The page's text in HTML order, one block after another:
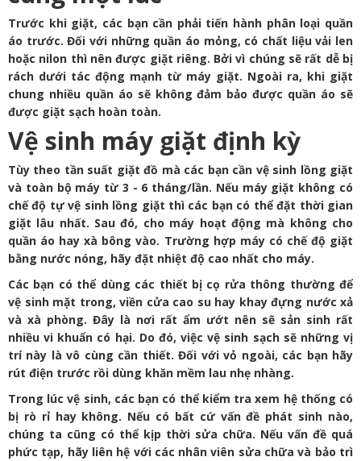
Trước khi giặt, các bạn cần phải tiến hành phân loại quần
áo trước. Đối với những quần áo mỏng, có chất liệu vải len
hoặc nilon thì nên được giặt riêng. Bởi vì chúng sẽ rất dễ bị
rách dưới tác động mạnh từ máy giặt. Ngoài ra, khi giặt
chung nhiều quần áo sẽ không đảm bảo được quần áo sẽ
được giặt sạch hoàn toàn.
Vệ sinh máy giặt định kỳ
Tùy theo tần suất giặt đồ mà các bạn cần vệ sinh lồng giặt
và toàn bộ máy từ 3 - 6 tháng/lần. Nếu máy giặt không có
chế độ tự vệ sinh lồng giặt thì các bạn có thể đặt thời gian
giặt lâu nhất. Sau đó, cho máy hoạt động mà không cho
quần áo hay xà bông vào. Trường hợp máy có chế độ giặt
bằng nước nóng, hãy đặt nhiệt độ cao nhất cho máy.
Các bạn có thể dùng các thiết bị cọ rửa thông thường để
vệ sinh mặt trong, viền cửa cao su hay khay đựng nước xả
và xà phòng. Đây là nơi rất ẩm ướt nên sẽ sản sinh rất
nhiều vi khuẩn có hại. Do đó, việc vệ sinh sạch sẽ những vị
trí này là vô cùng cần thiết. Đối với vỏ ngoài, các bạn hãy
rút điện trước rồi dùng khăn mềm lau nhẹ nhàng.
Trong lúc vệ sinh, các bạn có thể kiểm tra xem hệ thống có
bị rò rỉ hay không. Nếu có bất cứ vấn đề phát sinh nào,
chúng ta cũng có thể kịp thời sửa chữa. Nếu vấn đề quá
phức tạp, hãy liên hệ với các nhân viên sửa chữa và bảo trì